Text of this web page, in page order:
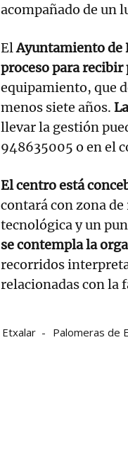
acompañado de un
ElAyuntamiento de
proceso para recibir
equipamiento, que
menos siete años.
llevar la gestión
948635005 o en el
El centro está
contará con zona
tecnológica y un
se contempla la
recorridos
relacionadas con la
Etxalar Palomeras de